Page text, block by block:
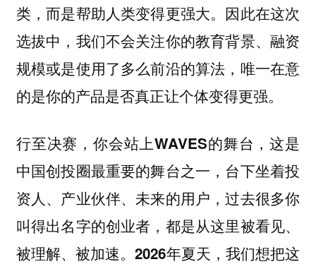
类，而是帮助人类变得更强大。因此在这次
选拔中，我们不会关注你的教育背景、融资
规模或是使用了多么前沿的算法，唯一在意
的是你的产品是否真正让个体变得更强。
行至决赛，你会站上WAVES的舞台，这是
中国创投圈最重要的舞台之一，台下坐着投
资人、产业伙伴、未来的用户，过去很多你
叫得出名字的创业者，都是从这里被看见、
被理解、被加速。2026年夏天，我们想把这